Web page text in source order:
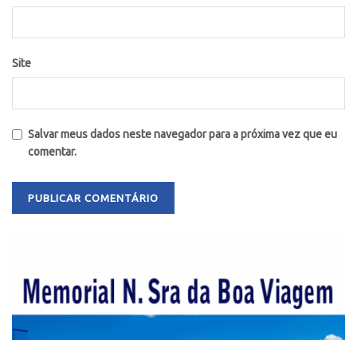
Site
Salvar meus dados neste navegador para a próxima vez que eu
comentar.